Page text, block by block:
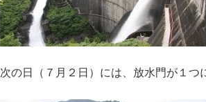
次の日（７月２日）には、放水門が１つ